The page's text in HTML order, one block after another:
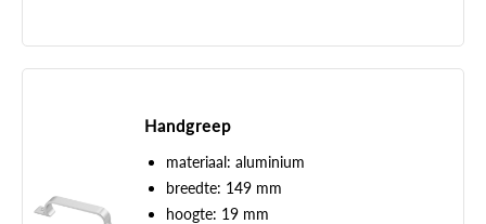
Handgreep
materiaal: aluminium
breedte: 149 mm
hoogte: 19 mm